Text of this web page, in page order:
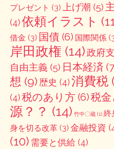
プレゼント (3) 上げ潮 (5)
(4)依頼イラスト
借金 (3) 国債 (6) 国際関係
岸田政権 (14)政府
自由主義 (5) 日本経済
想 (9) 歴史 (4)消費税
(4)税のあり方 (6)税金
源？？ (14) 竹中〇蔵 (1) 終
身を切る改革 (3) 金融投資
(10) 需要と供給 (4)